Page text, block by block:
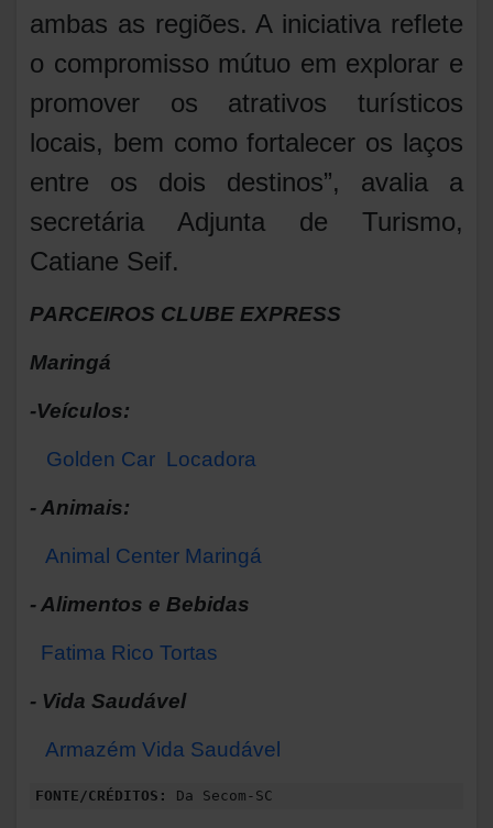
ambas as regiões. A iniciativa reflete
o compromisso mútuo em explorar e
promover os atrativos turísticos
locais, bem como fortalecer os laços
entre os dois destinos”, avalia a
secretária Adjunta de Turismo,
Catiane Seif.
PARCEIROS CLUBE EXPRESS
Maringá
-Veículos:
Golden Car Locadora
- Animais:
Animal Center Maringá
- Alimentos e Bebidas
Fatima Rico Tortas
- Vida Saudável
Armazém Vida Saudável
FONTE/CRÉDITOS: Da Secom-SC